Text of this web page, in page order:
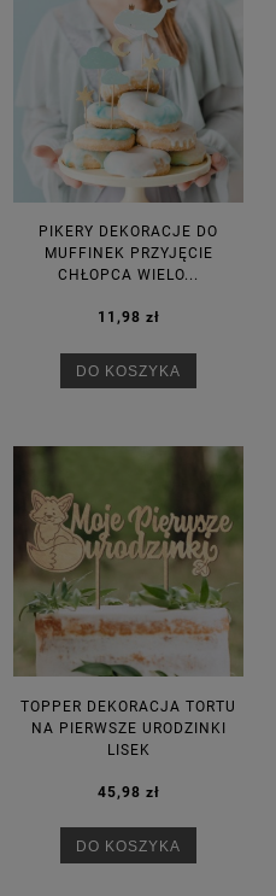
PIKERY DEKORACJE DO
MUFFINEK PRZYJĘCIE
CHŁOPCA WIELO...
11,98 zł
DO KOSZYKA
TOPPER DEKORACJA TORTU
NA PIERWSZE URODZINKI
LISEK
45,98 zł
DO KOSZYKA